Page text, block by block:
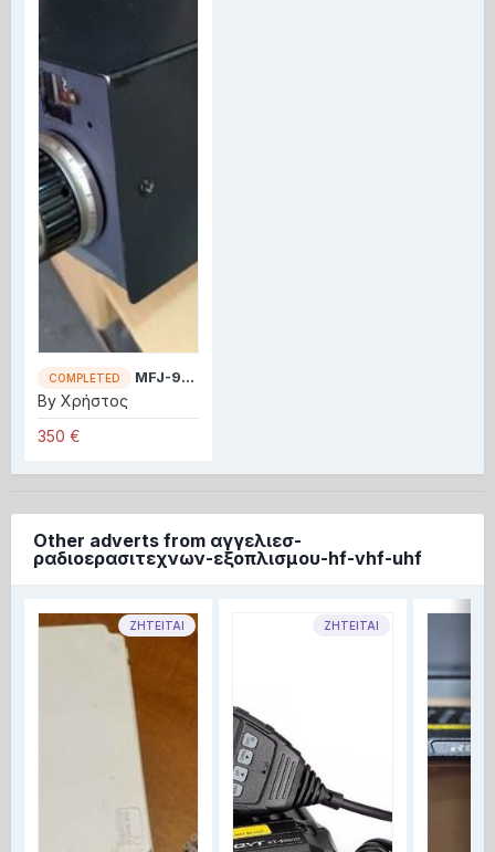
COMPLETED MFJ-989 C
By Χρήστος
350 €
Other adverts from αγγελιεσ-
ραδιοερασιτεχνων-εξοπλισμου-hf-vhf-uhf
ΖΗΤΕΙΤΑΙ ΖΗΤΕΙΤΑΙ